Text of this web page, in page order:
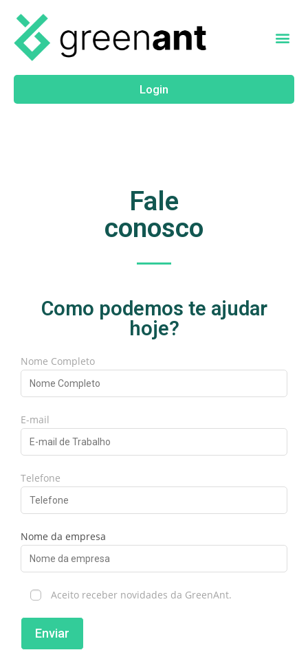
Login
Fale
conosco
Como podemos te ajudar
hoje?
Nome Completo
E-mail
Telefone
Nome da empresa
Aceito receber novidades da GreenAnt.